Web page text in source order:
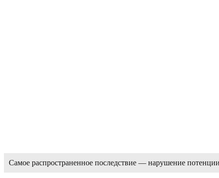
Самое распространенное последствие — нарушение